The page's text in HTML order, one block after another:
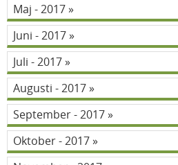
Maj - 2017
Juni - 2017
Juli - 2017
Augusti - 2017
September - 2017
Oktober - 2017